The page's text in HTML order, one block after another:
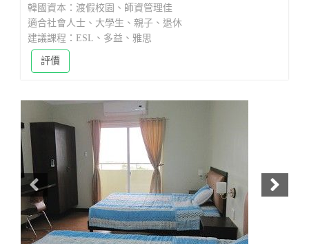
韓國資本：渡假校園、師資管理佳
適合社會人士、大學生、親子、退休
建議課程：ESL、多益、雅思
評價